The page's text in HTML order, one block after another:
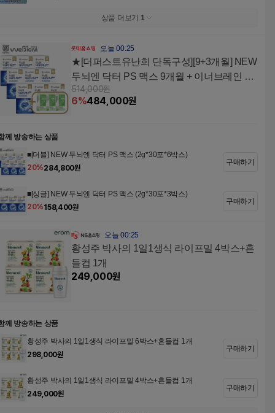
상품 더보기 1
오늘 00:25
★[더퍼스트유난희 단독구성][9+3개월] NEW
두뇌엔 닥터 PS 맥스 9개월 + 이너브레인 유
산균 3개월
514,000원
6%484,000원
께 방송하는 상품
■[더블] NEW 두뇌엔 닥터 PS 맥스 (2g*30포*6박스)
20%284,800원
구매하기
■[싱글] NEW 두뇌엔 닥터 PS 맥스 (2g*30포*3박스)
20%158,400원
구매하기
오늘 00:25
황성주 박사의 1일1생식 라이프밀 4박스+흔
들컵 1개
249,000원
께 방송하는 상품
황성주 박사의 1일1생식 라이프밀 6박스+흔들컵 1개
298,000원
구매하기
황성주 박사의 1일1생식 라이프밀 4박스+흔들컵 1개
249,000원
구매하기